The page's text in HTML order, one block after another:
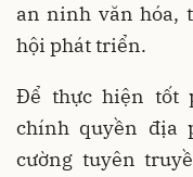
an ninh văn hóa,
hội phát triển.
Để thực hiện tốt
chính quyền địa
cường tuyên